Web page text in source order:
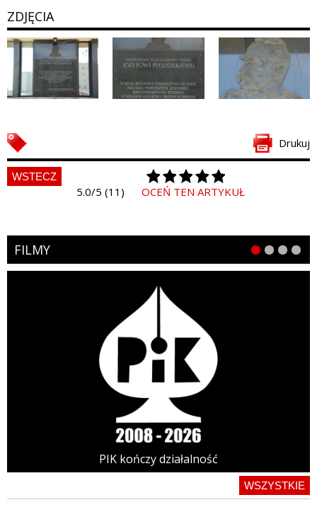
ZDJĘCIA
Drukuj
WSTECZ
5.0/5 (11) OCEŃ TEN ARTYKUŁ
FILMY
PIK kończy działalność
WSZYSTKIE